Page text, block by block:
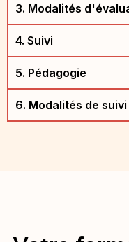
3. Modalités
4. Suivi
5. Pédagogie
6. Modalités de suivi